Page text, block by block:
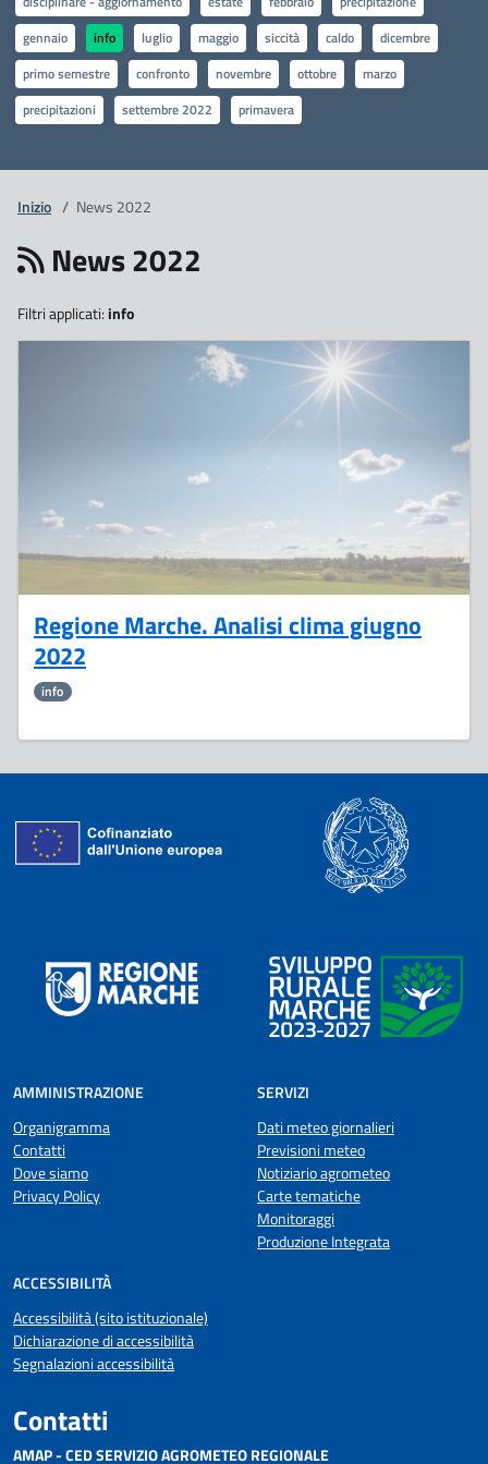
gennaio
info luglio maggio siccità caldo
dicembre
primo semestre
confronto novembre ottobre
marzo
precipitazioni
settembre 2022 primavera
Inizio / News 2022
News 2022
Filtri applicati:info
Regione Marche. Analisi clima giugno
2022
info
AMMINISTRAZIONE
Organigramma
Contatti
Dove siamo
Privacy Policy
SERVIZI
Dati meteo giornalieri
Previsioni meteo
Notiziario agrometeo
Carte tematiche
Monitoraggi
Produzione Integrata
ACCESSIBILITÀ
Accessibilità (sito istituzionale)
Dichiarazione di accessibilità
Segnalazioni accessibilità
Contatti
AMAP - CED SERVIZIO AGROMETEO REGIONALE